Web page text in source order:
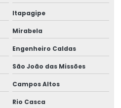
Itapagipe
Mirabela
Engenheiro Caldas
São João das Missões
Campos Altos
Rio Casca